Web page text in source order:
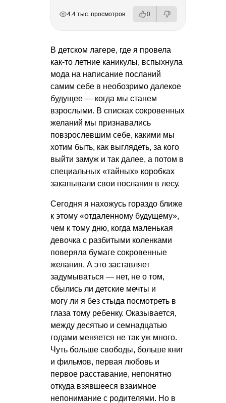
4.4 тыс. просмотров 0
В детском лагере, где я провела
как-то летние каникулы, вспыхнула
мода на написание посланий
самим себе в необозримо далекое
будущее — когда мы станем
взрослыми. В списках сокровенных
желаний мы признавались
повзрослевшим себе, какими мы
хотим быть, как выглядеть, за кого
выйти замуж и так далее, а потом в
специальных «тайных» коробках
закапывали свои послания в лесу.
Сегодня я нахожусь гораздо ближе
к этому «отдаленному будущему»,
чем к тому дню, когда маленькая
девочка с разбитыми коленками
поверяла бумаге сокровенные
желания. А это заставляет
задумываться — нет, не о том,
сбылись ли детские мечты и
могу ли я без стыда посмотреть в
глаза тому ребенку. Оказывается,
между десятью и семнадцатью
годами меняется не так уж много.
Чуть больше свободы, больше книг
и фильмов, первая любовь и
первое расставание, непонятно
откуда взявшееся взаимное
непонимание с родителями. Но в